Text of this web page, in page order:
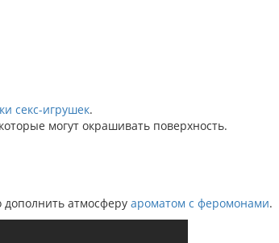
секс-игрушек.
могут окрашивать поверхность.
атмосферу ароматом с феромонами.